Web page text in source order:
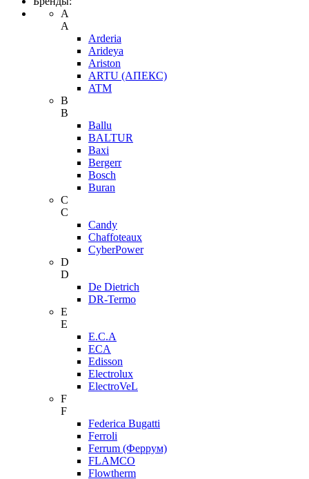
A
A
Arderia
Arideya
Ariston
ARTU (АПЕКС)
ATM
B
B
Ballu
BALTUR
Baxi
Bergerr
Bosch
Buran
C
C
Candy
Chaffoteaux
CyberPower
D
D
De Dietrich
DR-Termo
E
E
E.C.A
ECA
Edisson
Electrolux
ElectroVeL
F
F
Federica Bugatti
Ferroli
Ferrum (Феррум)
FLAMCO
Flowtherm